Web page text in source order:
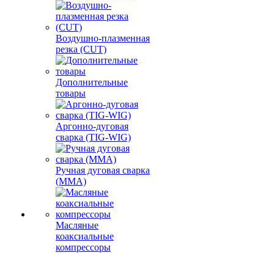
Воздушно-плазменная
резка (CUT)
Дополнительные
товары
Аргонно-дуговая
сварка (TIG-WIG)
Ручная дуговая сварка
(MMA)
Масляные
коаксиальные
компрессоры